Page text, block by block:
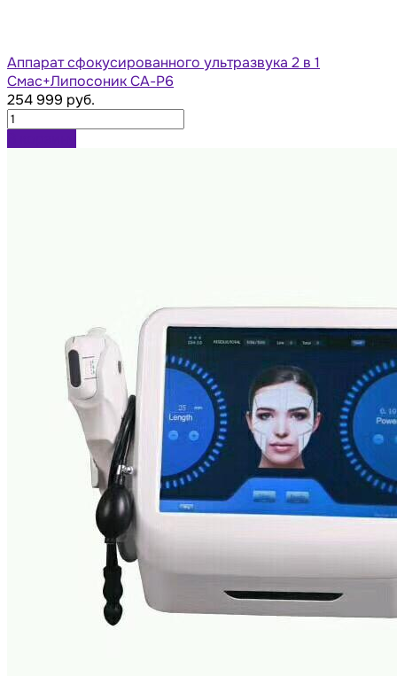
Аппарат сфокусированного ультразвука 2 в 1
Смас+Липосоник СА-Р6
254 999 руб.